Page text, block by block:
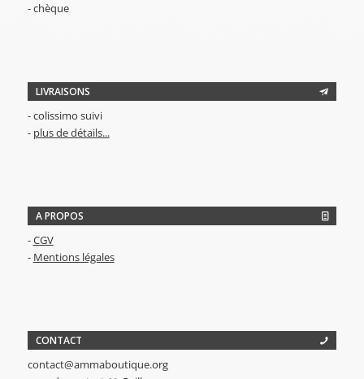
- chèque
LIVRAISONS
- colissimo suivi
- plus de détails...
A PROPOS
-CGV
- Mentions légales
CONTACT
contact@ammaboutique.org